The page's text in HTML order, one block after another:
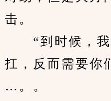
击。
“到时候，我
扛，反而需要你
…。。